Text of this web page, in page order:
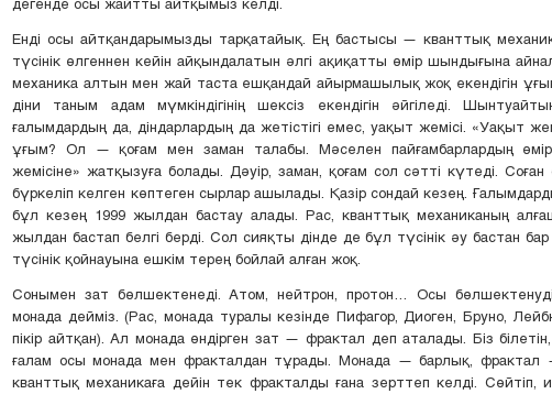
дегенде осы жайтты айтқымыз келді.
Енді осы айтқандарымызды тарқатайық. Ең бастысы — кванттық
түсінік өлгеннен кейін айқындалатын әлгі ақиқатты өмір шындығына
механика алтын мен жай таста ешқандай айырмашылық жоқ екендігін
діни таным адам мүмкіндігінің шексіз екендігін әйгіледі.
ғалымдардың да, діндарлардың да жетістігі емес, уақыт жемісі. «Уақыт
ұғым? Ол — қоғам мен заман талабы. Мәселен пайғамбарлардың
жемісіне» жатқызуға болады. Дәуір, заман, қоғам сол сәтті күтеді. Соған
бүркеліп келген көптеген сырлар ашылады. Қазір сондай кезең.
бұл кезең 1999 жылдан бастау алады. Рас, кванттық механиканың
жылдан бастап белгі берді. Сол сияқты дінде де бұл түсінік әу бастан
түсінік қойнауына ешкім терең бойлай алған жоқ.
Сонымен зат бөлшектенеді. Атом, нейтрон, протон… Осы
монада дейміз. (Рас, монада туралы кезінде Пифагор, Диоген, Бруно,
пікір айтқан). Ал монада өндірген зат — фрактал деп аталады. Біз
ғалам осы монада мен фракталдан тұрады. Монада — барлық,
кванттық механикаға дейін тек фракталды ғана зерттеп келді. Сөйтіп,